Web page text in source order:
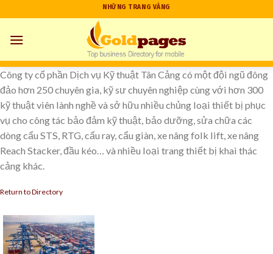
to
content
NHỮNG TRANG VÀNG
Công ty cổ phần Dịch vụ Kỹ thuật Tân Cảng có một đội ngũ đông
đảo hơn 250 chuyên gia, kỹ sư chuyên nghiệp cùng với hơn 300
kỹ thuật viên lành nghề và sở hữu nhiều chủng loại thiết bị phục
vụ cho công tác bảo đảm kỹ thuật, bảo dưỡng, sửa chữa các
dòng cẩu STS, RTG, cẩu ray, cẩu giàn, xe nâng folk lift, xe nâng
Reach Stacker, đầu kéo… và nhiều loại trang thiết bị khai thác
cảng khác.
Return to Directory